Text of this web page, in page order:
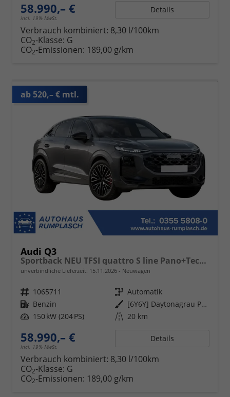
58.990,– €
incl. 19% MwSt.
Details
Verbrauch kombiniert: 8,30 l/100km
CO2-Klasse: G
CO2-Emissionen: 189,00 g/km
ab 520,– € mtl.
Audi Q3
Sportback NEU TFSI quattro S line Pano+TechPro+Matrix+AHK+HUD+Alu20+KlimaPlus+DCC+SONOS
unverbindliche Lieferzeit: 15.11.2026 Neuwagen
Fahrzeugnr. 1065711 Getriebe Automatik
Kraftstoff Benzin Außenfarbe
[6Y6Y] Daytonagrau Perleffekt
Leistung 150 kW (204 PS) Kilometerstand 20 km
58.990,– €
incl. 19% MwSt.
Details
Verbrauch kombiniert: 8,30 l/100km
CO2-Klasse: G
CO2-Emissionen: 189,00 g/km